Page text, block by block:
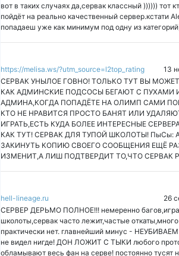
вот в таких случаях да,сервак классный )))))) тот
пойдёт на реально качественный сервер.кстати
попадаеш уже как минимум под одну из
https://melisa.ws/?utm_source=l2top_rating
13
СЕРВАК УНЫЛОЕ ГОВНО! ТОЛЬКО ТУТ ВЫ
КАК АДМИНСКИЕ ПОДСОСЫ БЕГАЮТ С ПУХАМИ
АДМИНА,КОГДА ПОПАДЁТЕ НА ОЛИМП САМИ
КТО НЕ НРАВИТСЯ ПРОСТО БАНЯТ ИЛИ
ИГРАТЬ,ЕСТЬ КУДА БОЛЕЕ ИНТЕРЕСНЫЕ
КАК ТУТ! СЕРВАК ДЛЯ ТУПОЙ ШКОЛОТЫ!
ЗАКИНУТЬ КОПИЮ СВОЕГО СООБЩЕНИЯ ЕЩЁ
ИЗМЕНИТ,А ЛИШ ПОДТВЕРДИТ ТО,ЧТО СЕРВАК
hell-lineage.ru
26
СЕРВЕР ДЕРЬМО ПОЛНОЕ!!! немеренно
школоты,сервак часто лежит,частые
практически нет. главнейший минус -
не видел нигде! ДОН ЛОЖИТ С ТЫКИ любого
обламывают весь фан на серве! постоянно